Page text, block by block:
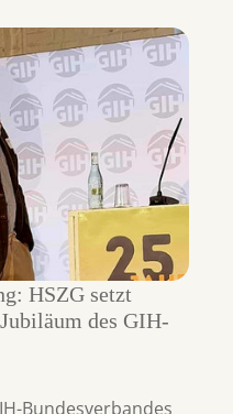
HSZG setzt
des GIH-
Bundesverbandes